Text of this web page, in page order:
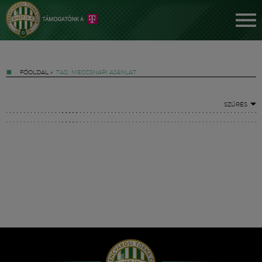
FŐOLDAL » TAG: MECCSNAPI AJÁNLAT
SZŰRÉS
Hírek